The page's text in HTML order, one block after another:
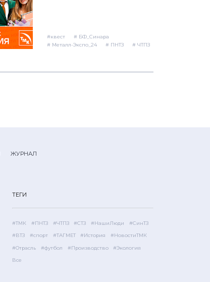
#квест
# БФ_Синара
# Металл-Экспо_24
# ПНТЗ # ЧТПЗ
ЖУРНАЛ
ТЕГИ
#ТМК #ПНТЗ #ЧТПЗ #СТЗ #НашиЛюди #СинТЗ
#ВТЗ #спорт #ТАГМЕТ #История #НовостиТМК
#Отрасль #футбол #Производство #Экология
Все